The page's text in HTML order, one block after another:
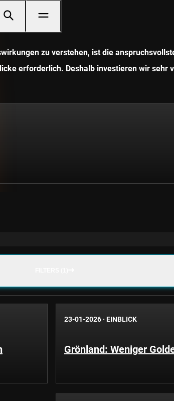
zu verstehen, ist die
erforderlich. Deshalb investieren wir sehr
23-01-2026 · EINBLICK
Grönland: Weniger